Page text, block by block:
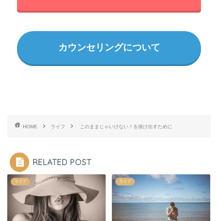
カウンセリングについて
HOME ライフ このままじゃいけない！を抜け出すために
RELATED POST
ライフ ライフ